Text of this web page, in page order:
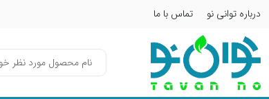
درباره توانی نو تماس با ما